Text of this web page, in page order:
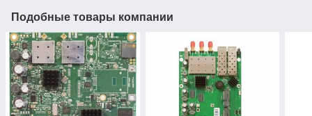
Подобные товары компании